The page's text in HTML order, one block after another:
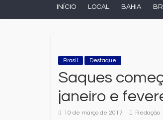
INÍCIO LOCAL BAHIA
Brasil Destaque
Saques
janeiro e
10 de março de 2017 Redação